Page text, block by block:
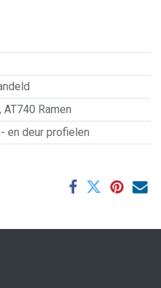
, AT740 Ramen
en deur profielen